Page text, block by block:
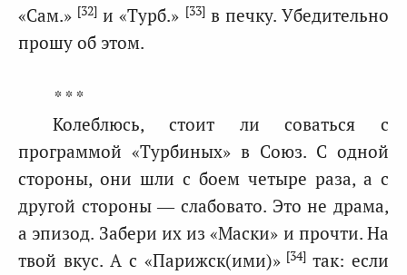
«Сам.» [32] и «Турб.» [33]в печку. Убедительно
прошу об этом.
* * *
Колеблюсь, стоит ли соваться с
программой «Турбиных» в Союз. С одной
стороны, они шли с боем четыре раза, а с
другой стороны — слабовато. Это не драма,
а эпизод. Забери их из «Маски» и прочти. На
твой вкус. А с «Парижск(ими)» [34] так: если